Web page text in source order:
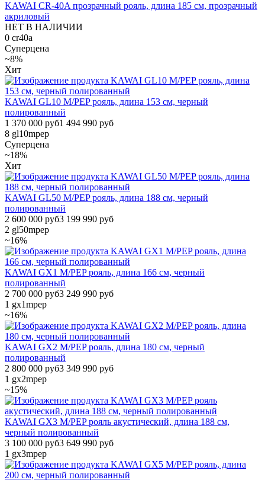
KAWAI CR-40A прозрачный рояль, длина 185 см, прозрачный
акриловый
НЕТ В НАЛИЧИИ
0 cr40a
Суперцена
~8%
Хит
KAWAI GL10 M/PEP рояль, длина 153 см, черный
полированный
1 370 000 руб1 494 990 руб
8 gl10mpep
Суперцена
~18%
Хит
KAWAI GL50 M/PEP рояль, длина 188 см, черный
полированный
2 600 000 руб3 199 990 руб
2 gl50mpep
~16%
KAWAI GX1 M/PEP рояль, длина 166 см, черный
полированный
2 700 000 руб3 249 990 руб
1 gx1mpep
~16%
KAWAI GX2 M/PEP рояль, длина 180 см, черный
полированный
2 800 000 руб3 349 990 руб
1 gx2mpep
~15%
KAWAI GX3 M/PEP рояль акустический, длина 188 см,
черный полированный
3 100 000 руб3 649 990 руб
1 gx3mpep